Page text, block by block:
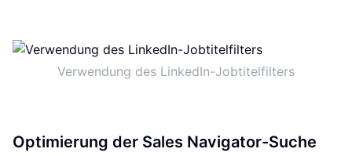
Verwendung des LinkedIn-Jobtitelfilters
Optimierung der Sales Navigator-Suche